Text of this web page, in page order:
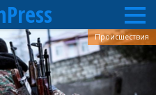
Происшествия